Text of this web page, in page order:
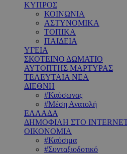
ΚΥΠΡΟΣ
ΚΟΙΝΩΝΙΑ
ΑΣΤΥΝΟΜΙΚΑ
ΤΟΠΙΚΑ
ΠΑΙΔΕΙΑ
ΥΓΕΙΑ
ΣΚΟΤΕΙΝΟ ΔΩΜΑΤΙΟ
ΑΥΤΟΠΤΗΣ ΜΑΡΤΥΡΑΣ
ΤΕΛΕΥΤΑΙΑ ΝΕΑ
ΔΙΕΘΝΗ
#Καύσωνας
#Μέση Ανατολή
ΕΛΛΑΔΑ
ΔΗΜΟΦΙΛΗ ΣΤΟ
ΟΙΚΟΝΟΜΙΑ
#Καύσιμα
#Συνταξιοδοτικό